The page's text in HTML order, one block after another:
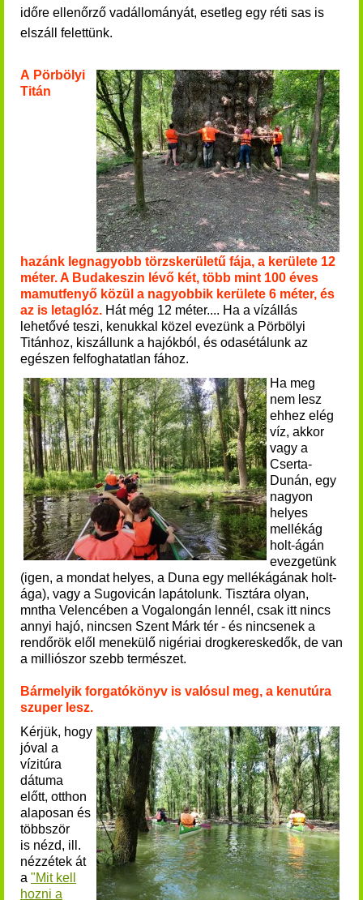
időre ellenőrző vadállományát, esetleg egy réti sas is
elszáll felettünk.
A Pörbölyi
Titán
hazánk legnagyobb törzskerületű fája, a kerülete 12
méter. A Budakeszin lévő két, több mint 100 éves
mamutfenyő közül a nagyobbik kerülete 6 méter, és
az is letaglóz. Hát még 12 méter.... Ha a vízállás
lehetővé teszi, kenukkal közel evezünk a Pörbölyi
Titánhoz, kiszállunk a hajókból, és odasétálunk az
egészen felfoghatatlan fához.
Ha meg
nem lesz
ehhez elég
víz, akkor
vagy a
Cserta-
Dunán, egy
nagyon
helyes
mellékág
holt-ágán
evezgetünk
(igen, a mondat helyes, a Duna egy mellékágának holt-
ága), vagy a Sugovicán lapátolunk. Tisztára olyan,
mntha Velencében a Vogalongán lennél, csak itt nincs
annyi hajó, nincsen Szent Márk tér - és nincsenek a
rendőrök elől menekülő nigériai drogkereskedők, de van
a milliószor szebb természet.
Bármelyik forgatókönyv is valósul meg, a kenutúra
szuper lesz.
Kérjük, hogy
jóval a
vízitúra
dátuma
előtt, otthon
alaposan és
többször
is nézd, ill.
nézzétek át
a "Mit kell
hozni a